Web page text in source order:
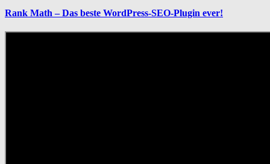
Rank Math – Das beste WordPress-SEO-Plugin ever!